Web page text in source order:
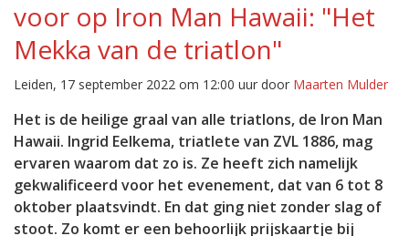
voor op Iron Man Hawaii: "Het
Mekka van de triatlon"
Leiden, 17 september 2022 om 12:00 uur door Maarten Mulder
Het is de heilige graal van alle triatlons, de Iron Man
Hawaii. Ingrid Eelkema, triatlete van ZVL 1886, mag
ervaren waarom dat zo is. Ze heeft zich namelijk
gekwalificeerd voor het evenement, dat van 6 tot 8
oktober plaatsvindt. En dat ging niet zonder slag of
stoot. Zo komt er een behoorlijk prijskaartje bij